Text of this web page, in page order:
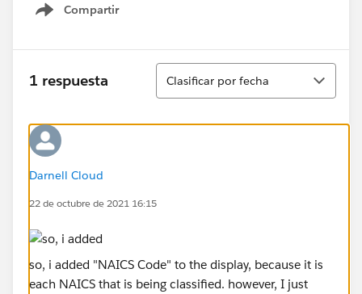
Compartir
Show menu
1 respuesta
Ordenar
Clasificar por fecha
Darnell Cloud
22 de octubre de 2021 16:15
so, i added "NAICS Code" to the display, because it is
each NAICS that is being classified. however, I just